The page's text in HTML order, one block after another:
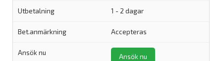
1 - 2 dagar
Accepteras
Ansök nu